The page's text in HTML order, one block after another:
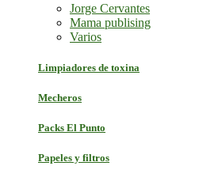
Jorge Cervantes
Mama publising
Varios
Limpiadores de toxina
Mecheros
Packs El Punto
Papeles y filtros